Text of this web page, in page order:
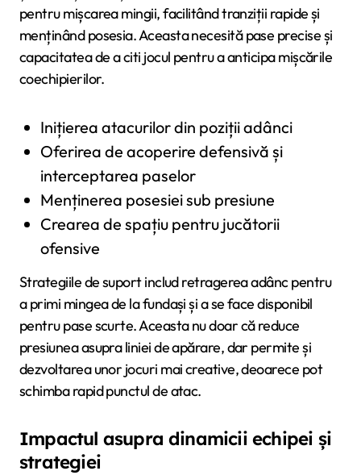
pentru mișcarea mingii, facilitând tranziții rapide și
menținând posesia. Aceasta necesită pase precise și
capacitatea de a citi jocul pentru a anticipa mișcările
coechipierilor.
Inițierea atacurilor din poziții adânci
Oferirea de acoperire defensivă și
interceptarea paselor
Menținerea posesiei sub presiune
Crearea de spațiu pentru jucătorii
ofensive
Strategiile de suport includ retragerea adânc pentru
a primi mingea de la fundași și a se face disponibil
pentru pase scurte. Aceasta nu doar că reduce
presiunea asupra liniei de apărare, dar permite și
dezvoltarea unor jocuri mai creative, deoarece pot
schimba rapid punctul de atac.
Impactul asupra dinamicii echipei și
strategiei